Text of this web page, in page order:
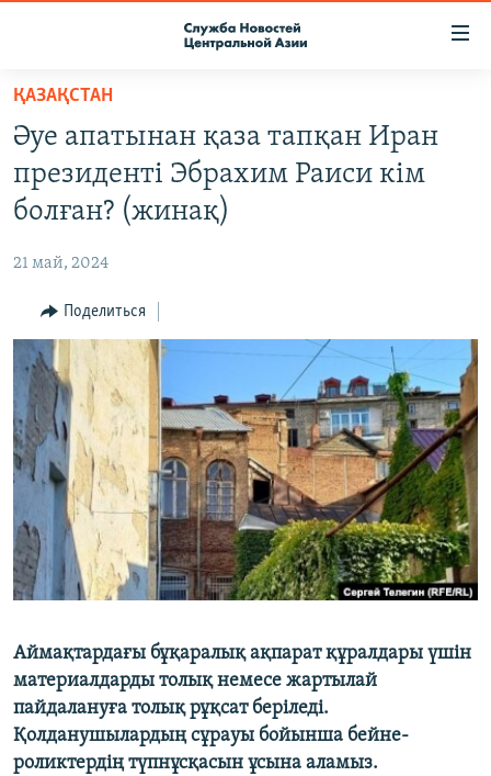
Вернуться
основному
содержанию
Вернутся
главной
Вернутся
поиску
ПОДПИСКА
КОНТАКТЫ
НАСТОЯЩЕЕ ВРЕМЯ
МИГРАНТ МЕДИА
ҚАЗАҚСТАН
Әуе апатынан қаза тапқан Иран
президенті Эбрахим Раиси кім
болған? (жинақ)
21 май, 2024
Поделиться
Аймақтардағы бұқаралық ақпарат құралдары үшін
материалдарды толық немесе жартылай
пайдалануға толық рұқсат беріледі.
Қолданушылардың сұрауы бойынша бейне-
роликтердің түпнұсқасын ұсына аламыз.